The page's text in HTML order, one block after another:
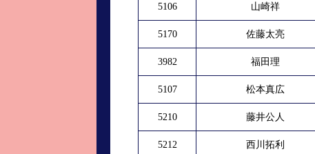
5106 山崎祥
5170 佐藤太亮
3982 福田理
5107 松本真広
5210 藤井公人
5212 西川拓利